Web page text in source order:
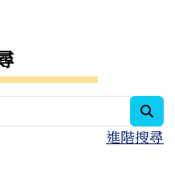
進階搜尋